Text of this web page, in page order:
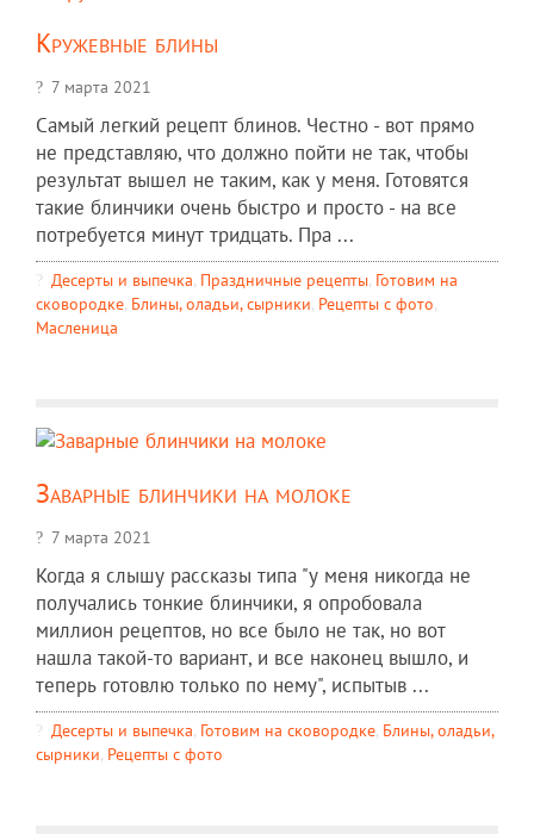
Кружевные блины
7 марта 2021
Самый легкий рецепт блинов. Честно - вот прямо
не представляю, что должно пойти не так, чтобы
результат вышел не таким, как у меня. Готовятся
такие блинчики очень быстро и просто - на все
потребуется минут тридцать. Пра ...
Десерты и выпечка, Праздничные рецепты, Готовим на
сковородке, Блины, оладьи, сырники, Рецепты c фото,
Масленица
Заварные блинчики на молоке
7 марта 2021
Когда я слышу рассказы типа "у меня никогда не
получались тонкие блинчики, я опробовала
миллион рецептов, но все было не так, но вот
нашла такой-то вариант, и все наконец вышло, и
теперь готовлю только по нему", испытыв ...
Десерты и выпечка, Готовим на сковородке, Блины, оладьи,
сырники, Рецепты c фото